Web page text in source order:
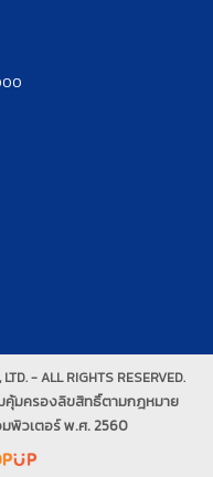
- ALL RIGHTS RESERVED.
มคุ้มครองลิขสิทธิ์ตามกฎหมาย
พิวเตอร์ พ.ศ. 2560